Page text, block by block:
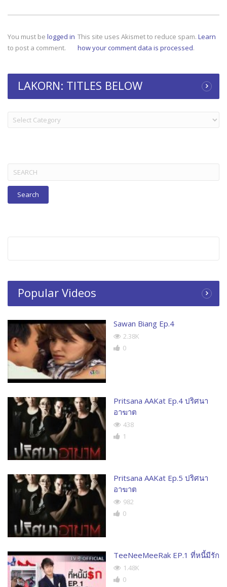
You must be logged in
to post a comment.
This site uses Akismet to reduce spam. Learn
how your comment data is processed.
LAKORN: TITLES BELOW
LAKORN:
TITLES
Search
for:
Popular Videos
Sawan Biang Ep.4
2.38K
0
Pritsana AAKat Ep.4 ปริศนา
อาฆาต
438
1
Pritsana AAKat Ep.5 ปริศนา
อาฆาต
982
0
TeeNeeMeeRak EP.1 ที่หนี้มีรัก
1.48K
0